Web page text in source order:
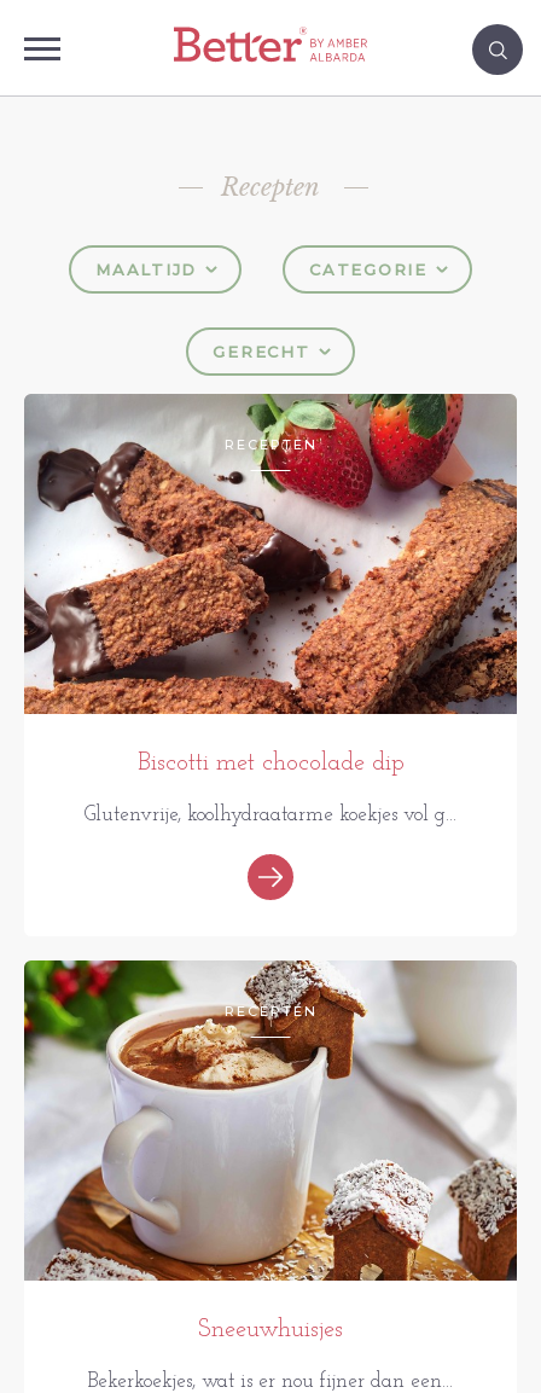
Recepten
MAALTIJD CATEGORIE
GERECHT
RECEPTEN
Biscotti met chocolade dip
Glutenvrije, koolhydraatarme koekjes vol g...
RECEPTEN
Sneeuwhuisjes
Bekerkoekjes, wat is er nou fijner dan een...